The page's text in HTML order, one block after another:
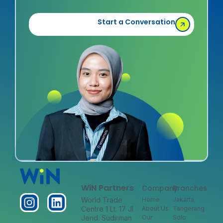
Start a Conversation
WiN Partners
World Trade
Centre 1 Lt. 17 Jl
Jend. Sudirman
Company
Home
About Us
Our
Branches
Jakarta
Tangerang
Solo